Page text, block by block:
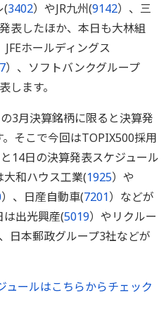
(3402）やJR九州(9142）、三
表したほか、本日も大林組
JFEホールディングス
）、ソフトバンクグループ
します。
3月決算銘柄に限ると決算発
そこで今回はTOPIX500採用
14日の決算発表スケジュール
和ハウス工業(1925）や
）、日産自動車(7201）などが
は出光興産(5019）やリクルー
日本郵政グループ3社などが
ュールはこちらからチェック